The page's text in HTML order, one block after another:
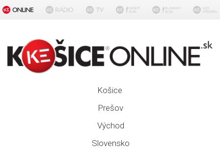
Košice
Prešov
Východ
Slovensko